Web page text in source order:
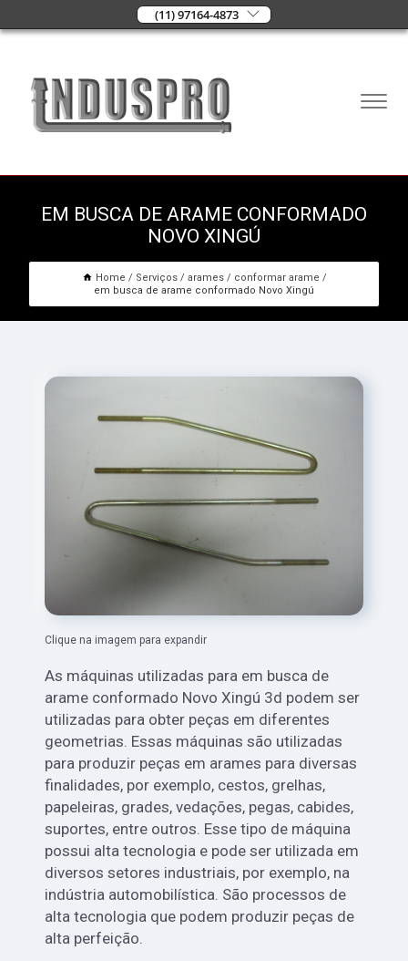
(11) 97164-4873
EM BUSCA DE ARAME CONFORMADO
NOVO XINGÚ
Home Serviços arames
conformar arame
em busca de arame conformado Novo Xingú
Clique na imagem para expandir
As máquinas utilizadas para em busca de
arame conformado Novo Xingú 3d podem ser
utilizadas para obter peças em diferentes
geometrias. Essas máquinas são utilizadas
para produzir peças em arames para diversas
finalidades, por exemplo, cestos, grelhas,
papeleiras, grades, vedações, pegas, cabides,
suportes, entre outros. Esse tipo de máquina
possui alta tecnologia e pode ser utilizada em
diversos setores industriais, por exemplo, na
indústria automobilística. São processos de
alta tecnologia que podem produzir peças de
alta perfeição.